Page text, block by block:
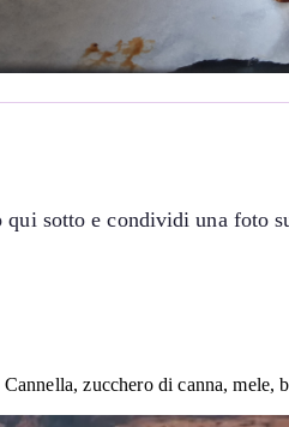
sotto e condividi una foto
zucchero di canna,